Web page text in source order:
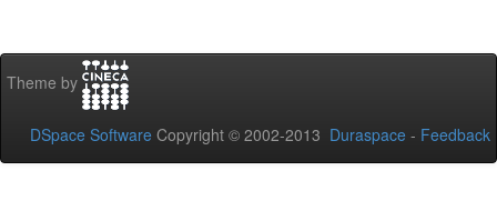
Theme by
DSpace Software Copyright © 2002-2013 Duraspace - Feedback